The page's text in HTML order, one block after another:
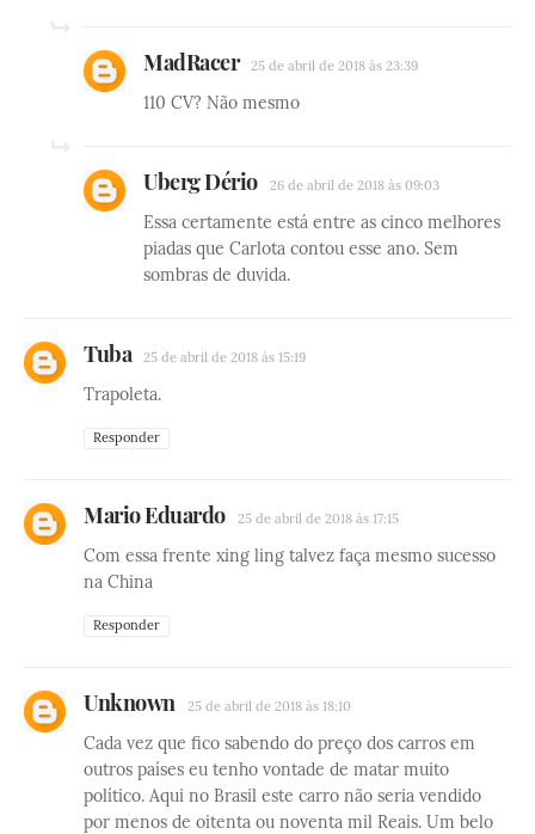
MadRacer 25 de abril de 2018 às 23:39
110 CV? Não mesmo
Uberg Dério 26 de abril de 2018 às 09:03
Essa certamente está entre as cinco melhores
piadas que Carlota contou esse ano. Sem
sombras de duvida.
Tuba 25 de abril de 2018 às 15:19
Trapoleta.
Responder
Mario Eduardo 25 de abril de 2018 às 17:15
Com essa frente xing ling talvez faça mesmo sucesso
na China
Responder
Unknown 25 de abril de 2018 às 18:10
Cada vez que fico sabendo do preço dos carros em
outros países eu tenho vontade de matar muito
político. Aqui no Brasil este carro não seria vendido
por menos de oitenta ou noventa mil Reais. Um belo